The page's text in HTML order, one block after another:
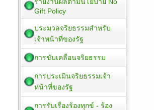
Gift Policy
ประมวลจริยธรรมสำหรับ
เจ้าหน้าที่ของรัฐ
การขับเคลื่อนจริยธรรม
การประเมินจริยธรรมเจ้า
หน้าที่ของรัฐ
การรับเรื่องร้องทุกข์ - ร้อง